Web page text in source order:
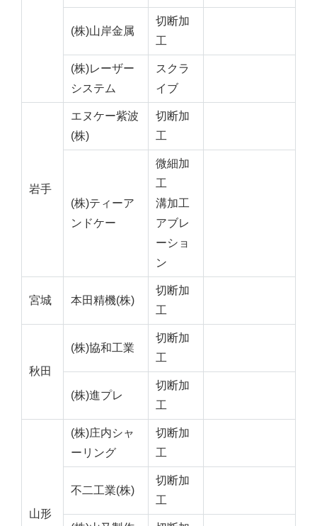
(株)山岸金属
切断加
工
(株)レーザー
システム
スクラ
イブ
岩手
エヌケー紫波
(株)
切断加
工
(株)ティーア
ンドケー
微細加
工
溝加工
アブレ
ーショ
ン
宮城 本田精機(株)
切断加
工
秋田
(株)協和工業
切断加
工
(株)進プレ
切断加
工
山形
(株)庄内シャ
ーリング
切断加
工
不二工業(株)
切断加
工